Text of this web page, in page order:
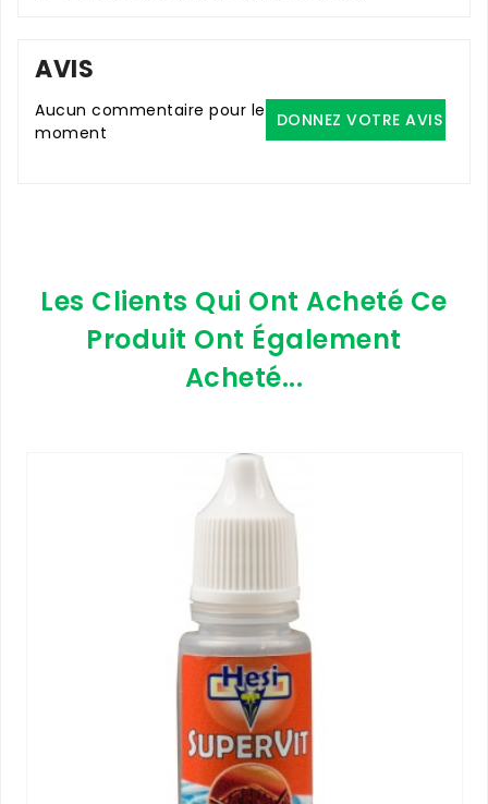
AVIS
DONNEZ VOTRE AVIS
Aucun commentaire pour le
moment
Les Clients Qui Ont Acheté Ce
Produit Ont Également
Acheté...